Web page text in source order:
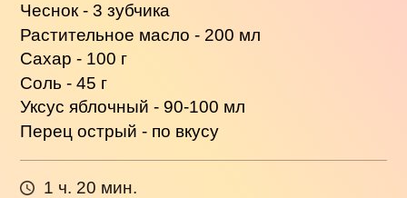
Чеснок - 3 зубчика
Растительное масло - 200 мл
Сахар - 100 г
Соль - 45 г
Уксус яблочный - 90-100 мл
Перец острый - по вкусу
1 ч. 20 мин.